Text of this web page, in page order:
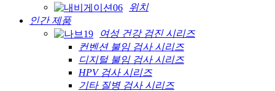
위치
인간 제품
여성 건강 검진 시리즈
컨벤션 불임 검사 시리즈
디지털 불임 검사 시리즈
HPV 검사 시리즈
기타 질병 검사 시리즈